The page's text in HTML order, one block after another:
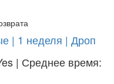
| 1 неделя | Дроп
| Среднее время: